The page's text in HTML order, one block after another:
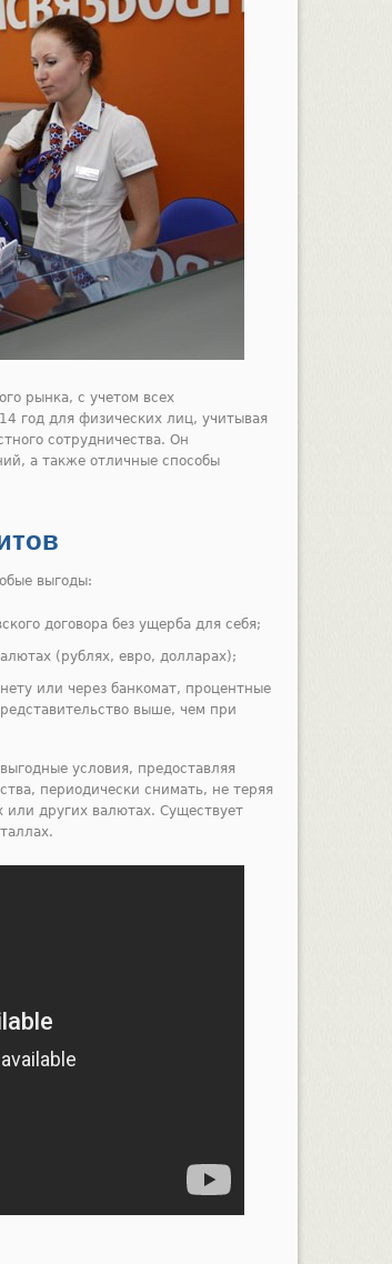
рынка, с учетом всех
год для физических лиц, учитывая
сотрудничества. Он
а также отличные способы
выгоды:
договора без ущерба для себя;
(рублях, евро, долларах);
или через банкомат, процентные
выше, чем при
условия, предоставляя
периодически снимать, не теряя
или других валютах. Существует